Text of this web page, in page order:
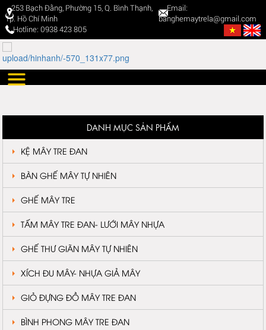
253 Bạch Đằng, Phường 15, Q. Bình Thạnh,
Tp. Hồ Chí Minh
Email:
banghemaytrela@gmail.com
Hotline: 0938 423 805
DANH MỤC SẢN PHẨM
KỆ MÂY TRE ĐAN
BÀN GHẾ MÂY TỰ NHIÊN
GHẾ MÂY TRE
TẤM MÂY TRE ĐAN- LƯỚI MÂY NHỰA
GHẾ THƯ GIÃN MÂY TỰ NHIÊN
XÍCH ĐU MÂY- NHỰA GIẢ MÂY
GIỎ ĐỰNG ĐỒ MÂY TRE ĐAN
BÌNH PHONG MÂY TRE ĐAN